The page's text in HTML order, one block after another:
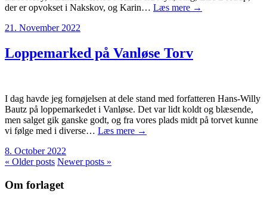
der er opvokset i Nakskov, og Karin… Læs mere →
21. November 2022
Loppemarked på Vanløse Torv
I dag havde jeg fornøjelsen at dele stand med forfatteren Hans-Willy
Bautz på loppemarkedet i Vanløse. Det var lidt koldt og blæsende,
men salget gik ganske godt, og fra vores plads midt på torvet kunne
vi følge med i diverse… Læs mere →
8. October 2022
« Older posts Newer posts »
Om forlaget